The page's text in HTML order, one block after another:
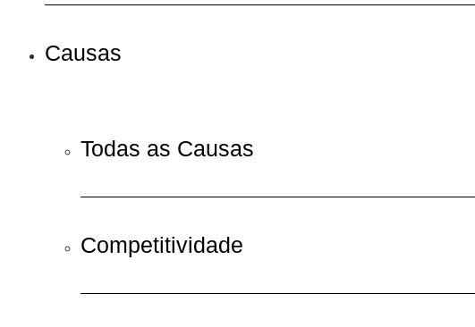
Causas
Todas as Causas
Competitividade